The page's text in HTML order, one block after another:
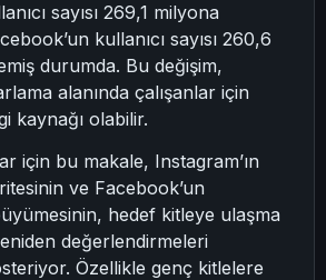
sayısı 269,1 milyona
kullanıcı sayısı 260,6
durumda. Bu değişim,
alanında çalışanlar için
kaynağı olabilir.
için bu makale, Instagram’ın
ve Facebook’un
hedef kitleye ulaşma
değerlendirmeleri
Özellikle genç kitlelere